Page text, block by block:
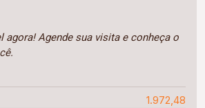
agora! Agende sua visita e conheça o
1.972,48